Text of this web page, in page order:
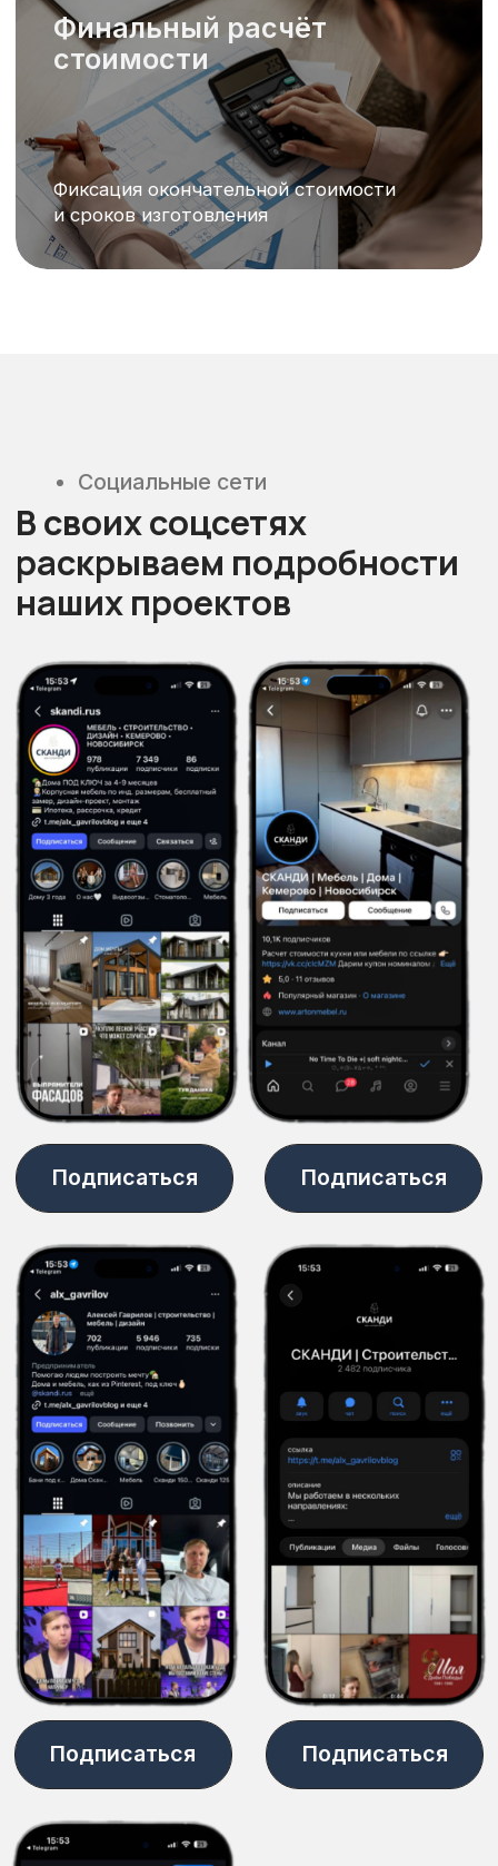
Индивидуальный
подход
мебель под ваши размеры и
пожелания
быстро и удобно
Высокое качество
Прозрачный
процесс работы
все этапы фиксируются документально
Реализация
любой сложности
от стандартных до уникальных проектов
3D-визуализация
проекта
наглядное представление результата до производства
Скачать КП
Дополнительные услуги
Строительство
домов под ключ
Проектирование
Ландшафтный
дизайн участка